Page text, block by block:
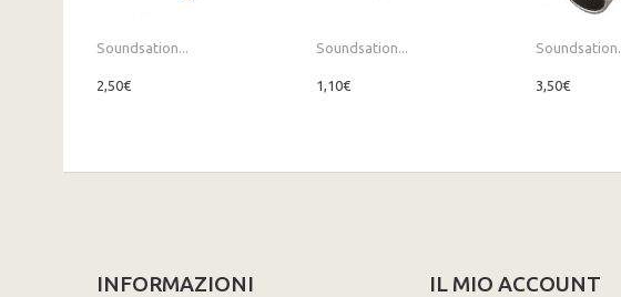
Soundsation...
2,50€
Soundsation...
1,10€
Soundsation...
3,50€
INFORMAZIONI IL MIO ACCOUNT